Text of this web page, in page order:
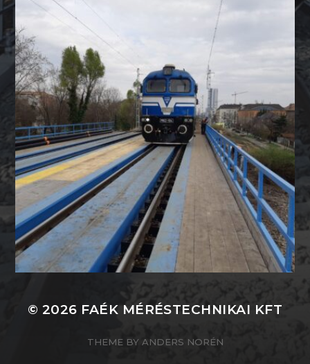
© 2026 FAÉK MÉRÉSTECHNIKAI KFT
THEME BY ANDERS NORÉN